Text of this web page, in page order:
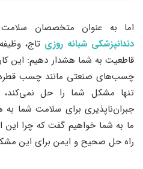
اما به عنوان متخصصان
دندانپزشکی شبانه روزی تاج،
قاطعیت به شما هشدار دهیم: این کار
چسب‌های صنعتی مانند چسب
تنها مشکل شما را حل
جبران‌ناپذیری برای سلامت شما به
ما به شما خواهیم گفت که چرا
راه حل صحیح و ایمن برای این